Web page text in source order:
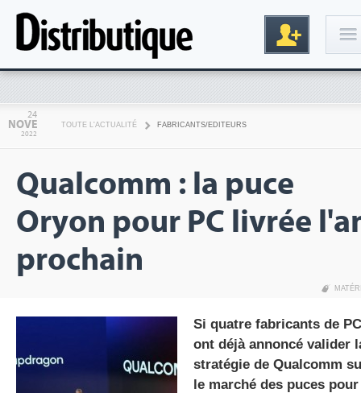
24
NOVE
2022
TOUTE L'ACTUALITÉ FABRICANTS/EDITEURS
Qualcomm : la puce
Oryon pour PC livrée
prochain
Si quatre fabricants de PC
ont déjà annoncé valider
stratégie de Qualcomm
le marché des puces pour